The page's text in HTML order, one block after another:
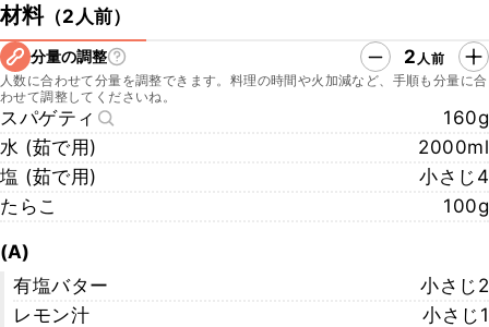
材料（2人前）
分量の調整 2 人前
人数に合わせて分量を調整できます。料理の時間や火加減など、手順も分量に合
わせて調整してくださいね。
スパゲティ
160g
水 (茹で用)
2000ml
塩 (茹で用)
小さじ4
たらこ
100g
(A)
有塩バター
小さじ2
レモン汁
小さじ1